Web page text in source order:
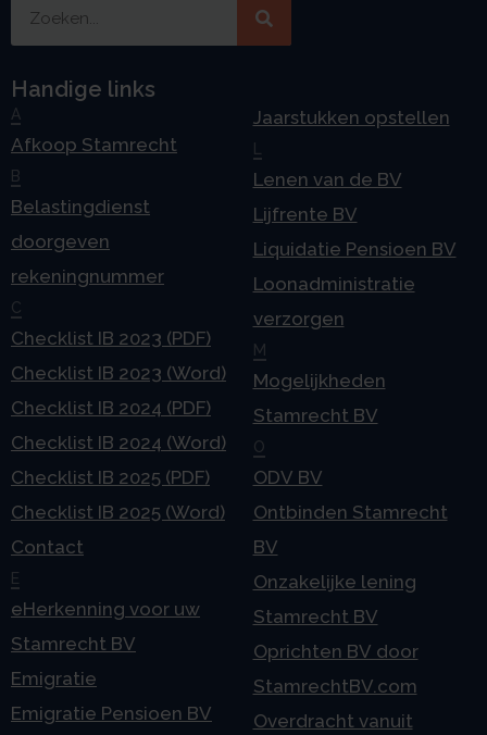
Handige links
A
Afkoop Stamrecht
B
Belastingdienst
doorgeven
rekeningnummer
C
Checklist IB 2023 (PDF)
Checklist IB 2023 (Word)
Checklist IB 2024 (PDF)
Checklist IB 2024 (Word)
Checklist IB 2025 (PDF)
Checklist IB 2025 (Word)
Contact
E
eHerkenning voor uw
Stamrecht BV
Emigratie
Emigratie Pensioen BV
Jaarstukken opstellen
L
Lenen van de BV
Lijfrente BV
Liquidatie Pensioen BV
Loonadministratie
verzorgen
M
Mogelijkheden
Stamrecht BV
O
ODV BV
Ontbinden Stamrecht
BV
Onzakelijke lening
Stamrecht BV
Oprichten BV door
StamrechtBV.com
Overdracht vanuit